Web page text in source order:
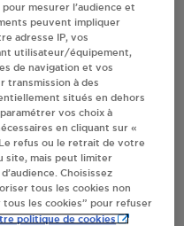
Antargaz
C ET FILS LA
mesurer l’audience et
peuvent impliquer
adresse IP, vos
utilisateur/équipement,
de navigation et vos
transmission à des
situés en dehors
vos choix à
en cliquant sur «
refus ou le retrait de votre
site, mais peut limiter
Choisissez
tous les cookies non
les cookies” pour refuser
politique de cookies